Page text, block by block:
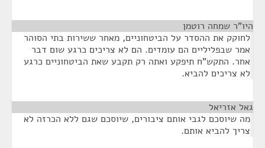
היו"ר שמחה רוטמן
לחוקק את ההסדר על הביטחוניים, מאחר ששירות בתי הסוהר
אמר שבפליליים הם עומדים. הם לא צריכים כרגע שום דבר
אחר. התקש"ח תיפקע ואתה רק תקבע שאת הביטחוניים כרגע
לא צריכים להביא.
גאל אזריאל
מה שיוסכם לגבי אותם ציבורים, שיוסכם שגם ללא הכרזה לא
צריך להביא אותם.